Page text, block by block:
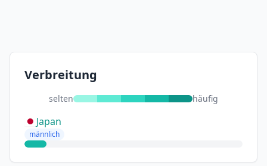
Verbreitung
selten häufig
Japan
männlich